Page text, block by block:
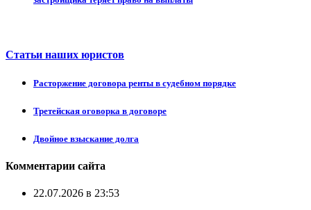
Статьи наших юристов
Расторжение договора ренты в судебном порядке
Третейская оговорка в договоре
Двойное взыскание долга
Комментарии сайта
22.07.2026 в 23:53